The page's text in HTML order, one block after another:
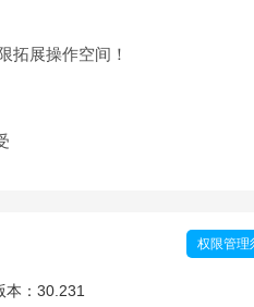
拓展操作空间！
权限管理
本：30.231